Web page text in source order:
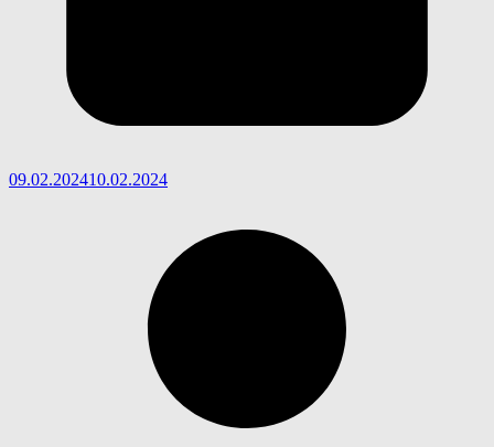
09.02.202410.02.2024